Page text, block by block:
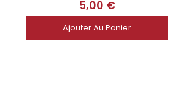
5,00 €
Ajouter Au Panier